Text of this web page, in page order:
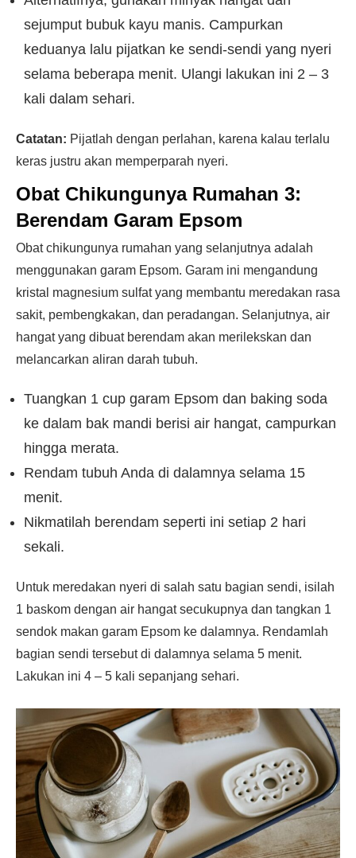
sejumput bubuk kayu manis. Campurkan
keduanya lalu pijatkan ke sendi-sendi yang nyeri
selama beberapa menit. Ulangi lakukan ini 2 – 3
kali dalam sehari.
Catatan: Pijatlah dengan perlahan, karena kalau terlalu
keras justru akan memperparah nyeri.
Obat Chikungunya Rumahan 3:
Berendam Garam Epsom
Obat chikungunya rumahan yang selanjutnya adalah
menggunakan garam Epsom. Garam ini mengandung
kristal magnesium sulfat yang membantu meredakan rasa
sakit, pembengkakan, dan peradangan. Selanjutnya, air
hangat yang dibuat berendam akan merilekskan dan
melancarkan aliran darah tubuh.
Tuangkan 1 cup garam Epsom dan baking soda
ke dalam bak mandi berisi air hangat, campurkan
hingga merata.
Rendam tubuh Anda di dalamnya selama 15
menit.
Nikmatilah berendam seperti ini setiap 2 hari
sekali.
Untuk meredakan nyeri di salah satu bagian sendi, isilah
1 baskom dengan air hangat secukupnya dan tangkan 1
sendok makan garam Epsom ke dalamnya. Rendamlah
bagian sendi tersebut di dalamnya selama 5 menit.
Lakukan ini 4 – 5 kali sepanjang sehari.